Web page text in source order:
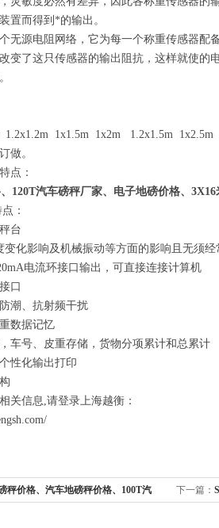
置而得到*的输出。
无源电阻网络，它为每一个称重传感器配
变了这只传感器的输出阻抗，这样就使的
1.2x1.2m 1x1.5m 1x2m 1.2x1.5m
做。
点：
120T汽车磅秤厂家、电子地磅价格、
：
台
变化影响及机械振动等方面的影响且无须经
电流环接口输出，可直接连接计算机
口
潮、抗射频干扰
数据记忆
车号、皮重存储，货物分项累计和总累计
性化输出打印
关信息,请登录上海越衡：
秤价格、汽车地磅秤价格、100T汽 下一篇：